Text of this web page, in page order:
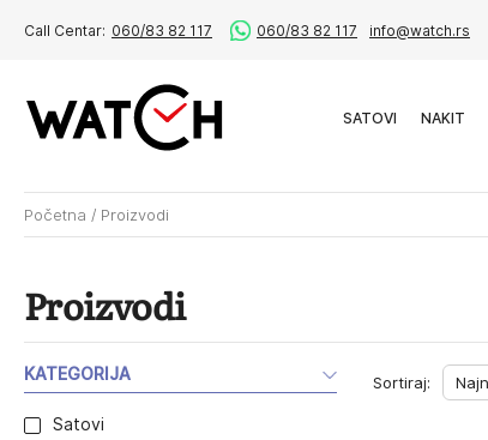
Call Centar: 060/83 82 117 060/83 82 117 info@watch.rs
SATOVI NAKIT
Početna / Proizvodi
Proizvodi
Sortiraj:
KATEGORIJA
Satovi